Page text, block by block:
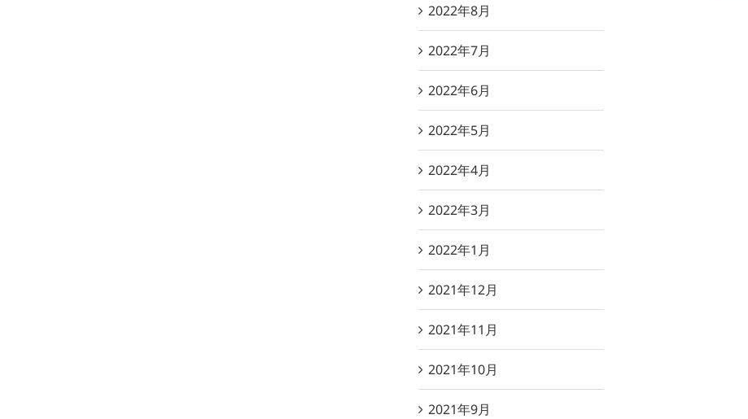
2022年8月
2022年7月
2022年6月
2022年5月
2022年4月
2022年3月
2022年1月
2021年12月
2021年11月
2021年10月
2021年9月